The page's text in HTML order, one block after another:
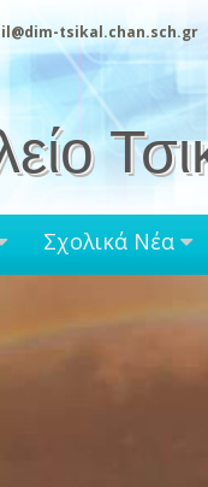
tsikal.chan.sch.gr
Σχολικά Νέα